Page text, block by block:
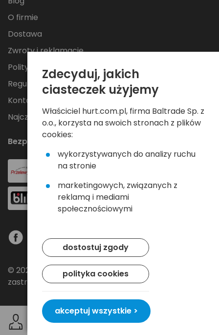
O firmie
Dostawa
Zwroty i reklamacje
Polityka Prywatności
Regulamin
Kontakt
Najczęściej zadawane pytania
Bezpieczne płatności
© 2024 Baltrade sp. z o.o. - Wszelkie prawa
zastrzeżone.
Zdecyduj, jakich
ciasteczek użyjemy
Właściciel hurt.com.pl, firma Baltrade Sp. z
o.o., korzysta na swoich stronach z plików
cookies:
wykorzystywanych do analizy ruchu
na stronie
marketingowych, związanych z
reklamą i mediami
społecznościowymi
dostostuj zgody
polityka cookies
akceptuj wszystkie >